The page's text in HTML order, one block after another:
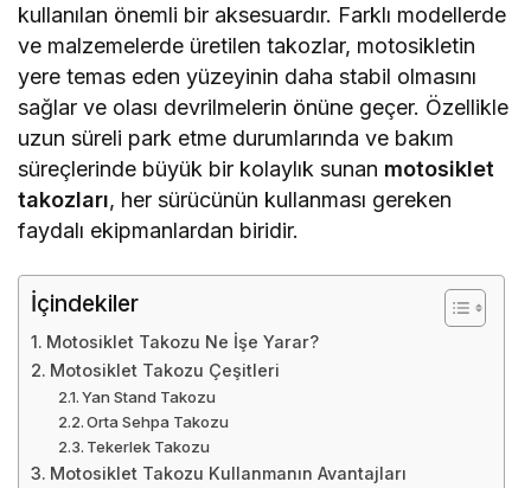
kullanılan önemli bir aksesuardır. Farklı modellerde
ve malzemelerde üretilen takozlar, motosikletin
yere temas eden yüzeyinin daha stabil olmasını
sağlar ve olası devrilmelerin önüne geçer. Özellikle
uzun süreli park etme durumlarında ve bakım
süreçlerinde büyük bir kolaylık sunan motosiklet
takozları, her sürücünün kullanması gereken
faydalı ekipmanlardan biridir.
İçindekiler
Motosiklet Takozu Ne İşe Yarar?
Motosiklet Takozu Çeşitleri
Yan Stand Takozu
Orta Sehpa Takozu
Tekerlek Takozu
Motosiklet Takozu Kullanmanın Avantajları